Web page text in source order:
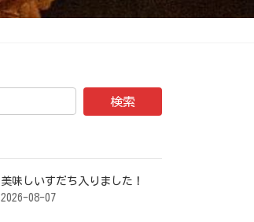
美味しいすだち入りました！ ⁡
2026-08-07